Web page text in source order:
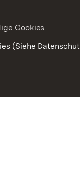
Cookies
(Siehe